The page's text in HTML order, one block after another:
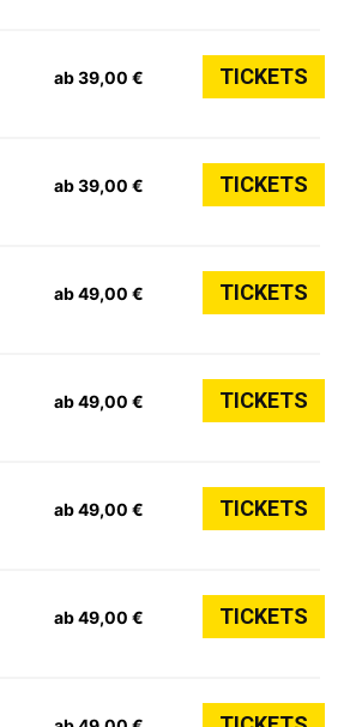
ab 39,00 € TICKETS
ab 39,00 € TICKETS
ab 49,00 € TICKETS
ab 49,00 € TICKETS
ab 49,00 € TICKETS
ab 49,00 € TICKETS